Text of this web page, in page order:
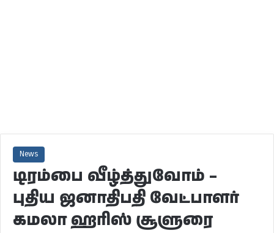
News
டிரம்பை வீழ்த்துவோம் –
புதிய ஜனாதிபதி வேட்பாளர்
கமலா ஹரிஸ் சூளுரை